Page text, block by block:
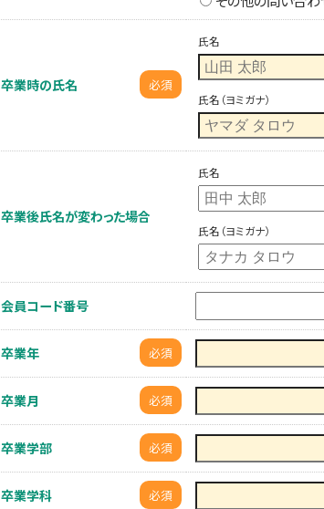
卒業時の氏名 必須
氏名
氏名（ヨミガナ）
卒業後氏名が変わった場合
氏名
氏名（ヨミガナ）
会員コード番号
卒業年 必須
卒業月 必須
卒業学部 必須
卒業学科 必須